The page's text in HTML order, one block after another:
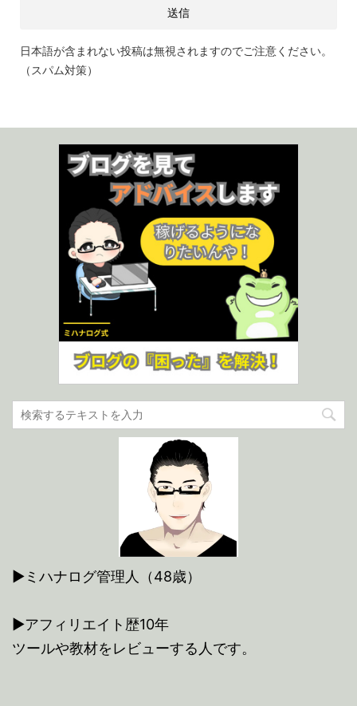
日本語が含まれない投稿は無視されますのでご注意ください。
（スパム対策）
▶ミハナログ管理人（48歳）
▶アフィリエイト歴10年
ツールや教材をレビューする人です。